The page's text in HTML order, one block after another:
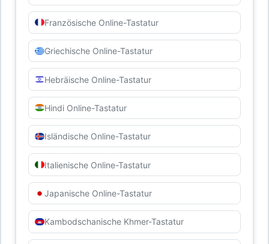
Französische Online-Tastatur
Griechische Online-Tastatur
Hebräische Online-Tastatur
Hindi Online-Tastatur
Isländische Online-Tastatur
Italienische Online-Tastatur
Japanische Online-Tastatur
Kambodschanische Khmer-Tastatur